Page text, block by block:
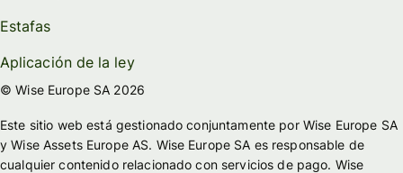
Estafas
Aplicación de la ley
© Wise Europe SA 2026
Este sitio web está gestionado conjuntamente por Wise Europe SA
y Wise Assets Europe AS. Wise Europe SA es responsable de
cualquier contenido relacionado con servicios de pago. Wise